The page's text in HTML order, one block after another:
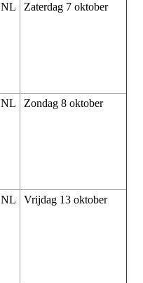
NL Zaterdag 7 oktober
NL Zondag 8 oktober
NL Vrijdag 13 oktober